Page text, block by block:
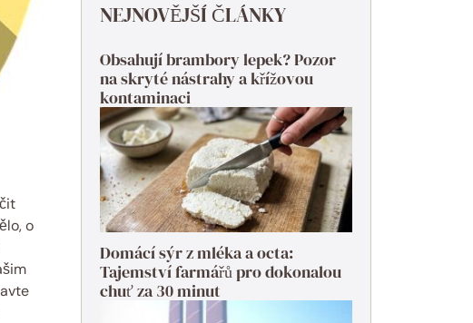
o
NEJNOVĚJŠÍ ČLÁNKY
Obsahují brambory lepek? Pozor
na skryté nástrahy a křížovou
kontaminaci
Domácí sýr z mléka a octa:
Tajemství farmářů pro dokonalou
chuť za 30 minut